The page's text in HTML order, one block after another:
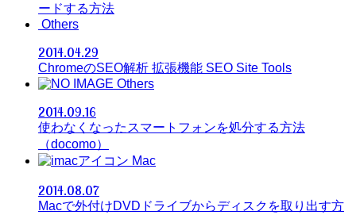
ードする方法
Others
2014.04.29
ChromeのSEO解析 拡張機能 SEO Site Tools
Others
2014.09.16
使わなくなったスマートフォンを処分する方法
（docomo）
Mac
2014.08.07
Macで外付けDVDドライブからディスクを取り出す方